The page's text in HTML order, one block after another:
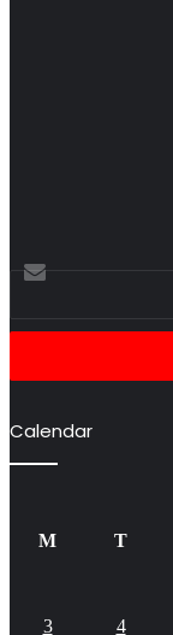
Calendar
M T
3 4